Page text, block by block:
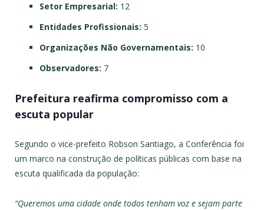
Setor Empresarial: 12
Entidades Profissionais: 5
Organizações Não Governamentais: 10
Observadores: 7
Prefeitura reafirma compromisso com a
escuta popular
Segundo o vice-prefeito Robson Santiago, a Conferência foi
um marco na construção de políticas públicas com base na
escuta qualificada da população:
“Queremos uma cidade onde todos tenham voz e sejam parte